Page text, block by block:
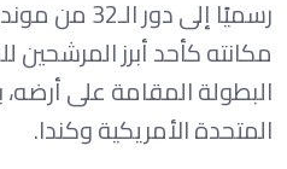
مكانته كأحد أبرز المرشحين
البطولة المقامة على أرضه،
المتحدة الأمريكية وكندا.